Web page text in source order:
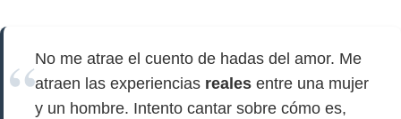
No me atrae el cuento de hadas del amor. Me
atraen las experiencias reales entre una mujer
y un hombre. Intento cantar sobre cómo es,